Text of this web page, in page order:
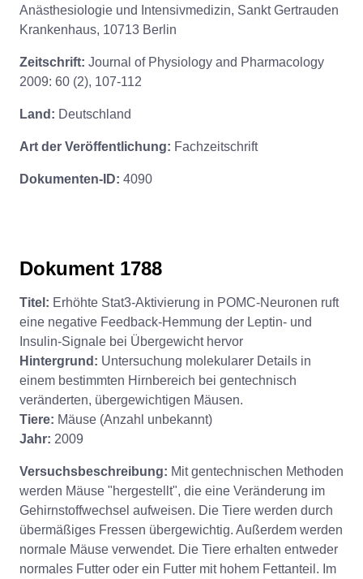
Anästhesiologie und Intensivmedizin, Sankt Gertrauden
Krankenhaus, 10713 Berlin
Zeitschrift: Journal of Physiology and Pharmacology
2009: 60 (2), 107-112
Land: Deutschland
Art der Veröffentlichung: Fachzeitschrift
Dokumenten-ID: 4090
Dokument 1788
Titel: Erhöhte Stat3-Aktivierung in POMC-Neuronen ruft
eine negative Feedback-Hemmung der Leptin- und
Insulin-Signale bei Übergewicht hervor
Hintergrund: Untersuchung molekularer Details in
einem bestimmten Hirnbereich bei gentechnisch
veränderten, übergewichtigen Mäusen.
Tiere: Mäuse (Anzahl unbekannt)
Jahr: 2009
Versuchsbeschreibung: Mit gentechnischen Methoden
werden Mäuse "hergestellt", die eine Veränderung im
Gehirnstoffwechsel aufweisen. Die Tiere werden durch
übermäßiges Fressen übergewichtig. Außerdem werden
normale Mäuse verwendet. Die Tiere erhalten entweder
normales Futter oder ein Futter mit hohem Fettanteil. Im